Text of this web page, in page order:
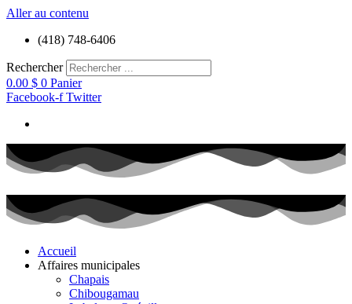
Aller au contenu
(418) 748-6406
Rechercher
0.00 $ 0 Panier
Facebook-f Twitter
Accueil
Affaires municipales
Chapais
Chibougamau